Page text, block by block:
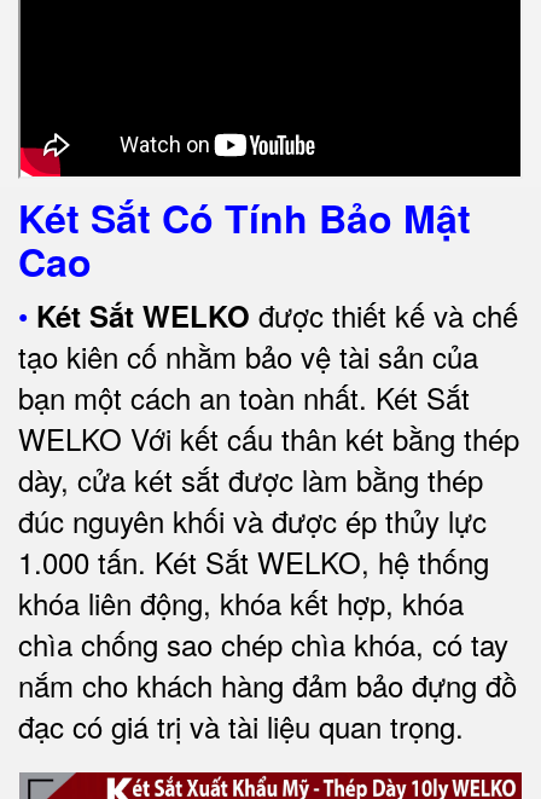
Két Sắt Có Tính Bảo Mật
Cao
• Két Sắt WELKO được thiết kế và chế
tạo kiên cố nhằm bảo vệ tài sản của
bạn một cách an toàn nhất. Két Sắt
WELKO Với kết cấu thân két bằng thép
dày, cửa két sắt được làm bằng thép
đúc nguyên khối và được ép thủy lực
1.000 tấn. Két Sắt WELKO, hệ thống
khóa liên động, khóa kết hợp, khóa
chìa chống sao chép chìa khóa, có tay
nắm cho khách hàng đảm bảo đựng đồ
đạc có giá trị và tài liệu quan trọng.